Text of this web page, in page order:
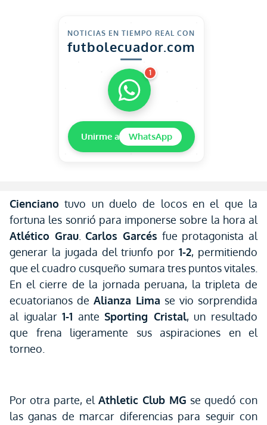
NOTICIAS EN TIEMPO REAL CON
futbolecuador.com
1
Unirme a WhatsApp
Cienciano tuvo un duelo de locos en el que la
fortuna les sonrió para imponerse sobre la hora al
Atlético Grau.Carlos Garcés fue protagonista al
generar la jugada del triunfo por1-2, permitiendo
que el cuadro cusqueño sumara tres puntos vitales.
En el cierre de la jornada peruana, la tripleta de
ecuatorianos de Alianza Lima se vio sorprendida
al igualar1-1 ante Sporting Cristal, un resultado
que frena ligeramente sus aspiraciones en el
torneo.
Por otra parte, el Athletic Club MG se quedó con
las ganas de marcar diferencias para seguir con